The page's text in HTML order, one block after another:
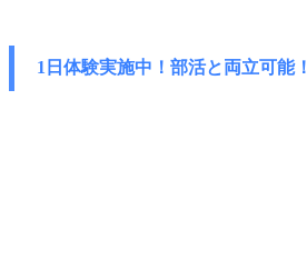
1日体験実施中！部活と両立可能！